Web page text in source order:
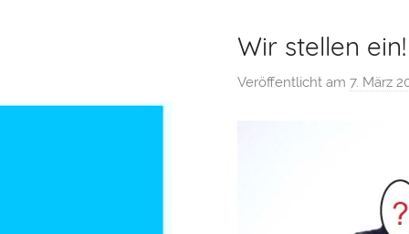
Wir stellen ein!
Veröffentlicht am 7. März